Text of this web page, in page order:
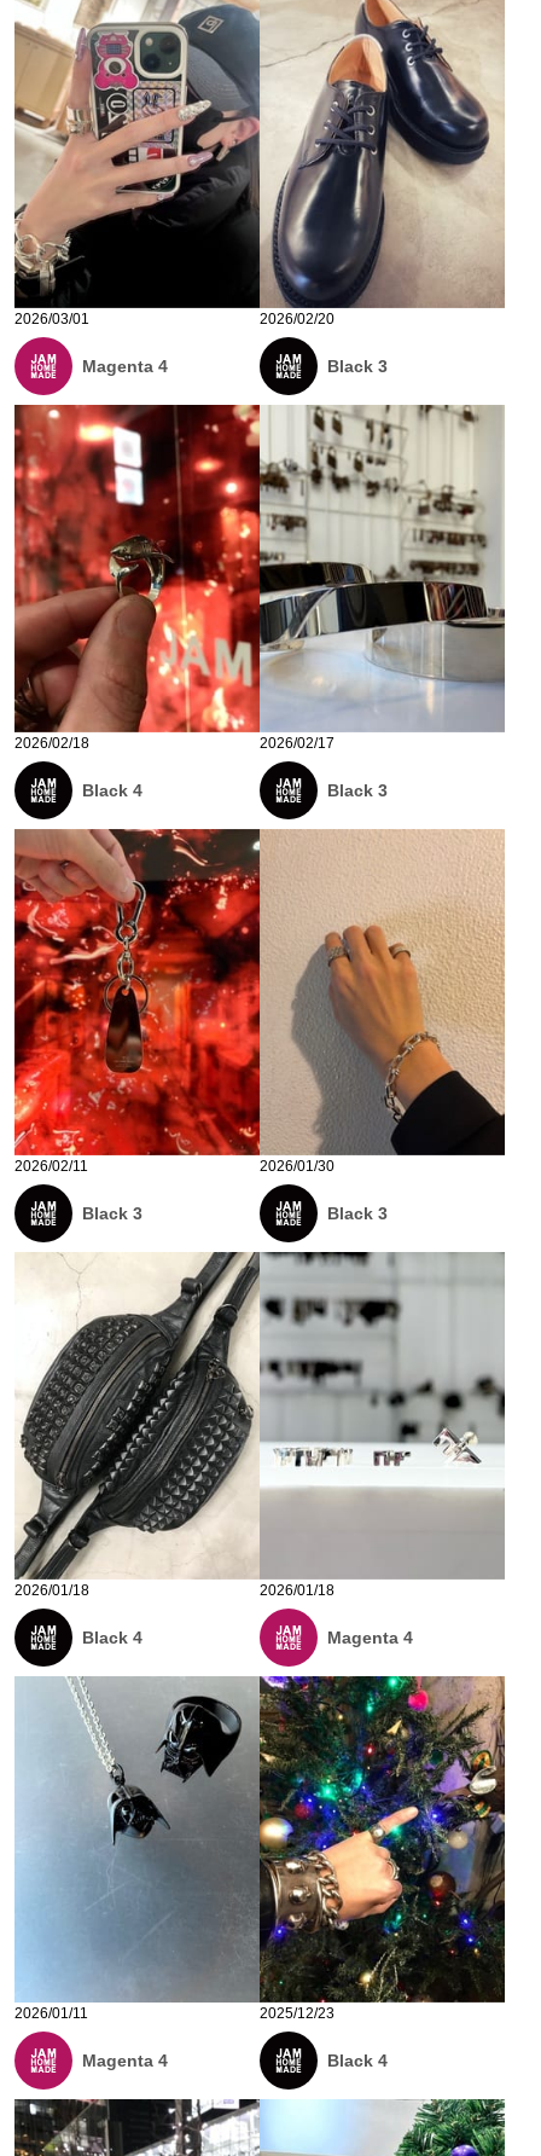
2026/03/01
Magenta 4
2026/02/20
Black 3
2026/02/18
Black 4
2026/02/17
Black 3
2026/02/11
Black 3
2026/01/30
Black 3
2026/01/18
Black 4
2026/01/18
Magenta 4
2026/01/11
Magenta 4
2025/12/23
Black 4